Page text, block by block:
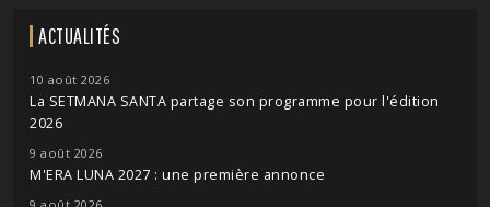
ACTUALITÉS
10 août 2026
La SETMANA SANTA partage son programme pour l'édition
2026
9 août 2026
M'ERA LUNA 2027 : une première annonce